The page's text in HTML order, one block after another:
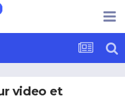
video et